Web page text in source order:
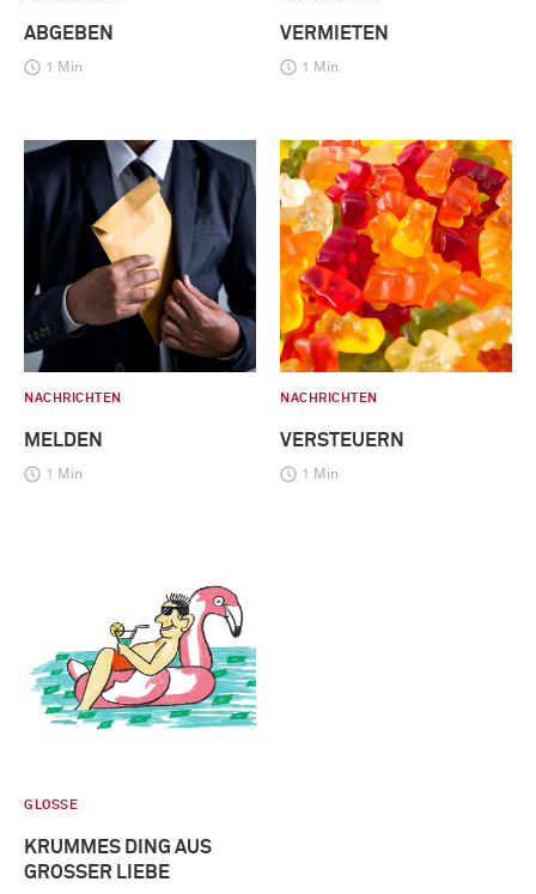
ABGEBEN
1 Min
VERMIETEN
1 Min
NACHRICHTEN
MELDEN
1 Min
NACHRICHTEN
VERSTEUERN
1 Min
GLOSSE
KRUMMES DING AUS
GROSSER LIEBE